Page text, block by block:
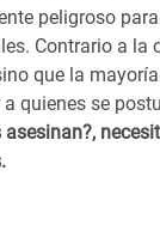
peligroso
Contrario a la
que la
quienes se